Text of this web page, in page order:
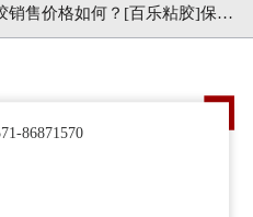
销售价格如何？[百乐粘胶]保真
86871570